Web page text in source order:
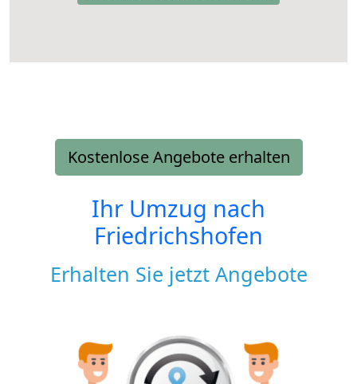
Kostenlose Angebote erhalten
Ihr Umzug nach
Friedrichshofen
Erhalten Sie jetzt Angebote